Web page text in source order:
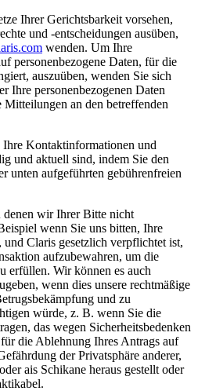
Ihrer Gerichtsbarkeit vorsehen,
und -entscheidungen ausüben,
wenden. Um Ihre
personenbezogene Daten, für die
auszuüben, wenden Sie sich
Ihre personenbezogenen Daten
an den betreffenden
Ihre Kontaktinformationen und
und aktuell sind, indem Sie den
unten aufgeführten gebührenfreien
denen wir Ihrer Bitte nicht
wenn Sie uns bitten, Ihre
und Claris gesetzlich verpflichtet ist,
aufzubewahren, um die
erfüllen. Wir können es auch
wenn dies unsere rechtmäßige
und zu
würde, z. B. wenn Sie die
das wegen Sicherheitsbedenken
die Ablehnung Ihres Antrags auf
der Privatsphäre anderer,
ais Schikane heraus gestellt oder